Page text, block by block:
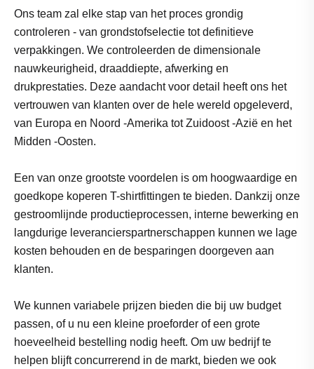
Ons team zal elke stap van het proces grondig
controleren - van grondstofselectie tot definitieve
verpakkingen. We controleerden de dimensionale
nauwkeurigheid, draaddiepte, afwerking en
drukprestaties. Deze aandacht voor detail heeft ons het
vertrouwen van klanten over de hele wereld opgeleverd,
van Europa en Noord -Amerika tot Zuidoost -Azië en het
Midden -Oosten.
Een van onze grootste voordelen is om hoogwaardige en
goedkope koperen T-shirtfittingen te bieden. Dankzij onze
gestroomlijnde productieprocessen, interne bewerking en
langdurige leverancierspartnerschappen kunnen we lage
kosten behouden en de besparingen doorgeven aan
klanten.
We kunnen variabele prijzen bieden die bij uw budget
passen, of u nu een kleine proeforder of een grote
hoeveelheid bestelling nodig heeft. Om uw bedrijf te
helpen blijft concurrerend in de markt, bieden we ook